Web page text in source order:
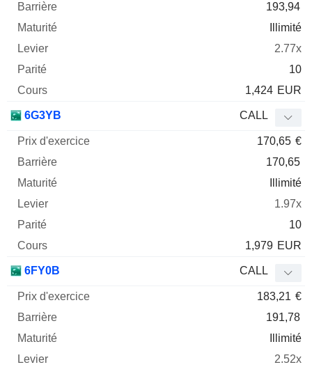
193,94
Illimité
2.77x
10
1,424 EUR
6G3YB CALL
170,65 €
170,65
Illimité
1.97x
10
1,979 EUR
6FY0B CALL
183,21 €
191,78
Illimité
2.52x